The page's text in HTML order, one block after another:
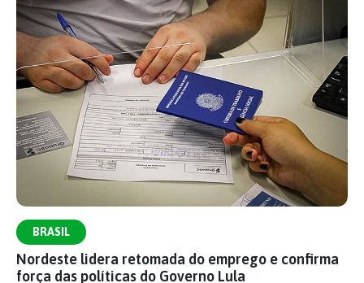
BRASIL
Nordeste lidera retomada do emprego e confirma
força das políticas do Governo Lula